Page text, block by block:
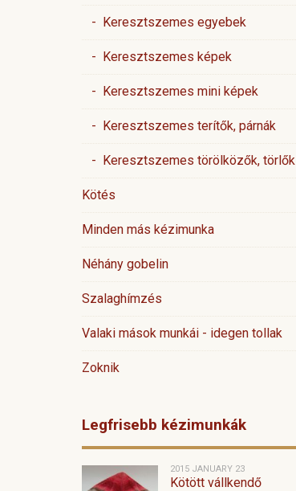
- Keresztszemes egyebek
- Keresztszemes képek
- Keresztszemes mini képek
- Keresztszemes terítők, párnák
- Keresztszemes törölközők, törlők
Kötés
Minden más kézimunka
Néhány gobelin
Szalaghímzés
Valaki mások munkái - idegen tollak
Zoknik
Legfrisebb kézimunkák
2015 JANUARY 23
Kötött vállkendő